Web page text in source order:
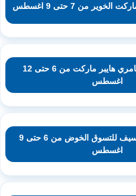
من 7 حتى 9 اغسطس
عروض مركز العامري هايبر ماركت من 6 حتى 12
اغسطس
عروض مارك اند سيف للتسوق الخوض من 6 حتى 9
اغسطس